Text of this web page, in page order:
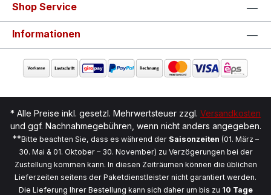
Shop Service
Informationen
* Alle Preise inkl. gesetzl. Mehrwertsteuer zzgl. Versandkosten
und ggf. Nachnahmegebühren, wenn nicht anders angegeben.
**Bitte beachten Sie, dass es während der Saisonzeiten (01. März –
30. Mai & 01. Oktober – 30. November) zu Verzögerungen bei der
Zustellung kommen kann. In diesen Zeiträumen können die üblichen
Lieferzeiten seitens der Paketdienstleister nicht garantiert werden.
Die Lieferung Ihrer Bestellung kann sich daher um bis zu 10 Tage